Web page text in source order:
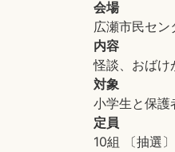
会場
広瀬市民セ
内容
怪談、おばけ
対象
小学生と保護
定員
10組 〔抽選〕